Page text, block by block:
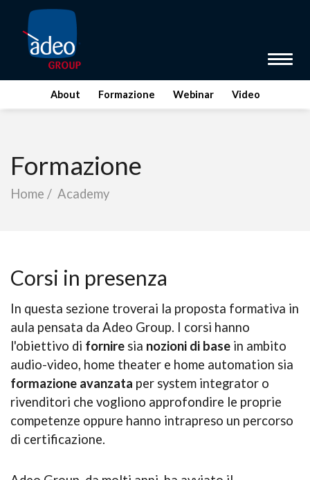
About Formazione Webinar Video
Formazione
Home / Academy
Corsi in presenza
In questa sezione troverai la proposta formativa in
aula pensata da Adeo Group. I corsi hanno
l'obiettivo di fornire sia nozioni di base in ambito
audio-video, home theater e home automation sia
formazione avanzata per system integrator o
rivenditori che vogliono approfondire le proprie
competenze oppure hanno intrapreso un percorso
di certificazione.